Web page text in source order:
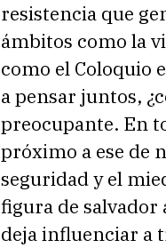
resistencia que
ámbitos como la
como el Coloquio
a pensar juntos,
preocupante. En
próximo a ese de
seguridad y el
figura de salvador
deja influenciar a